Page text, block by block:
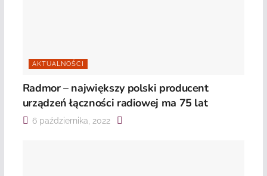
AKTUALNOŚCI
Radmor – największy polski producent
urządzeń łączności radiowej ma 75 lat
6 października, 2022